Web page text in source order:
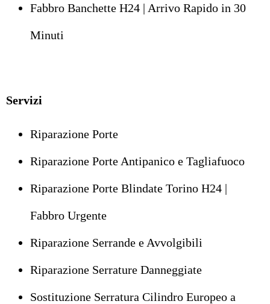
Fabbro Banchette H24 | Arrivo Rapido in 30
Minuti
Servizi
Riparazione Porte
Riparazione Porte Antipanico e Tagliafuoco
Riparazione Porte Blindate Torino H24 |
Fabbro Urgente
Riparazione Serrande e Avvolgibili
Riparazione Serrature Danneggiate
Sostituzione Serratura Cilindro Europeo a